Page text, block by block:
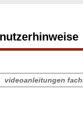
videoanleitungen